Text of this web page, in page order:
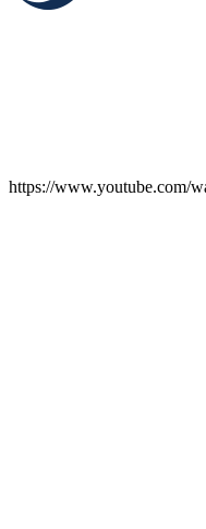
https://www.youtube.com/